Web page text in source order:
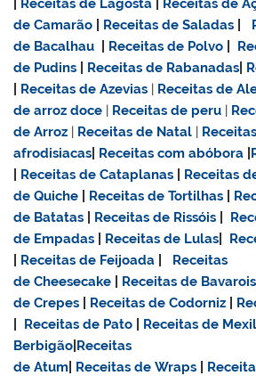
Receitas de Lagosta Receitas de
de Camarão
Receitas de Saladas
de Bacalhau
Receitas de Polvo
de Pudins
Receitas de Rabanadas
Receitas de Azevias | Receitas de
dearroz doce | Receitas de peru |
de Arroz | Receitas de Natal |
afrodisiacas Receitas com abóbora
Receitas de Cataplanas Receitas
de Quiche
Receitas de Tortilhas
de Batatas
Receitas de Rissóis
de Empadas
Receitas de Lulas
Receitas de Feijoada
Receitas
de Cheesecake
Receitas de
de Crepes
Receitas de Codorniz
Receitas de Pato Receitas de
Berbigão Receitas
de Atum Receitas de Wraps